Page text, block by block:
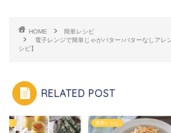
HOME
簡単レシピ
電子レンジで簡単じゃがバター♪バターなしアレ
シピ】
RELATED POST
シピ 簡単レシピ